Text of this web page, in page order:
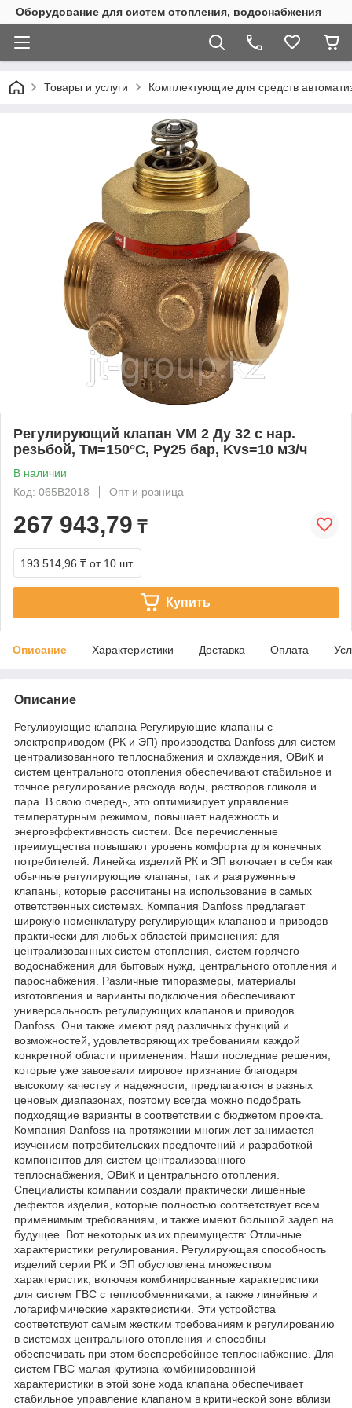
Оборудование для систем отопления, водоснабжения
Товары и услуги Комплектующие для средств
Регулирующий клапан VM 2 Ду 32 с нар.
резьбой, Тм=150°С, Ру25 бар, Kvs=10 м3/ч
В наличии
Код: 065B2018
Опт и розница
267 943,79 ₸
193 514,96 ₸ от 10 шт.
Купить
Описание Характеристики Доставка Оплата
Описание
Регулирующие клапана Регулирующие клапаны с
электроприводом (РК и ЭП) производства Danfoss для систем
централизованного теплоснабжения и охлаждения, ОВиК и
систем центрального отопления обеспечивают стабильное и
точное регулирование расхода воды, растворов гликоля и
пара. В свою очередь, это оптимизирует управление
температурным режимом, повышает надежность и
энергоэффективность систем. Все перечисленные
преимущества повышают уровень комфорта для конечных
потребителей. Линейка изделий РК и ЭП включает в себя как
обычные регулирующие клапаны, так и разгруженные
клапаны, которые рассчитаны на использование в самых
ответственных системах. Компания Danfoss предлагает
широкую номенклатуру регулирующих клапанов и приводов
практически для любых областей применения: для
централизованных систем отопления, систем горячего
водоснабжения для бытовых нужд, центрального отопления и
пароснабжения. Различные типоразмеры, материалы
изготовления и варианты подключения обеспечивают
универсальность регулирующих клапанов и приводов
Danfoss. Они также имеют ряд различных функций и
возможностей, удовлетворяющих требованиям каждой
конкретной области применения. Наши последние решения,
которые уже завоевали мировое признание благодаря
высокому качеству и надежности, предлагаются в разных
ценовых диапазонах, поэтому всегда можно подобрать
подходящие варианты в соответствии с бюджетом проекта.
Компания Danfoss на протяжении многих лет занимается
изучением потребительских предпочтений и разработкой
компонентов для систем централизованного
теплоснабжения, ОВиК и центрального отопления.
Специалисты компании создали практически лишенные
дефектов изделия, которые полностью соответствует всем
применимым требованиям, и также имеют большой задел на
будущее. Вот некоторых из их преимуществ: Отличные
характеристики регулирования. Регулирующая способность
изделий серии РК и ЭП обусловлена множеством
характеристик, включая комбинированные характеристики
для систем ГВС с теплообменниками, а также линейные и
логарифмические характеристики. Эти устройства
соответствуют самым жестким требованиям к регулированию
в системах центрального отопления и способны
обеспечивать при этом бесперебойное теплоснабжение. Для
систем ГВС малая крутизна комбинированной
характеристики в этой зоне хода клапана обеспечивает
стабильное управление клапаном в критической зоне вблизи